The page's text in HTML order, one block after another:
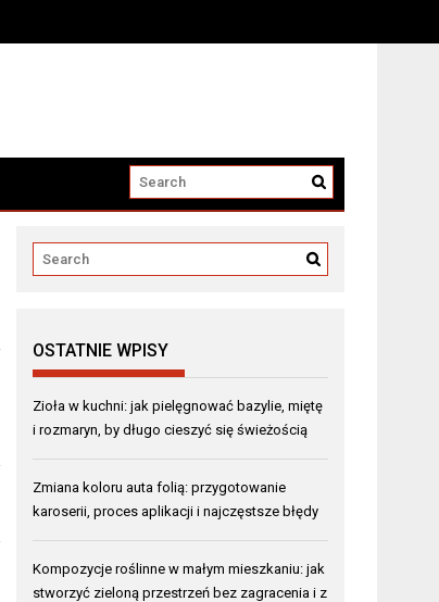
OSTATNIE WPISY
Zioła w kuchni: jak pielęgnować bazylie, miętę
i rozmaryn, by długo cieszyć się świeżością
Zmiana koloru auta folią: przygotowanie
karoserii, proces aplikacji i najczęstsze błędy
Kompozycje roślinne w małym mieszkaniu: jak
stworzyć zieloną przestrzeń bez zagracenia i z